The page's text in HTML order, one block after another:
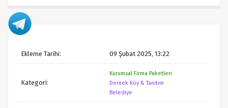
Ekleme Tarihi: 09 Şubat 2025, 13:22
Kategori:
Kurumsal Firma Paketleri
Dernek Köy & Tanıtım
Belediye